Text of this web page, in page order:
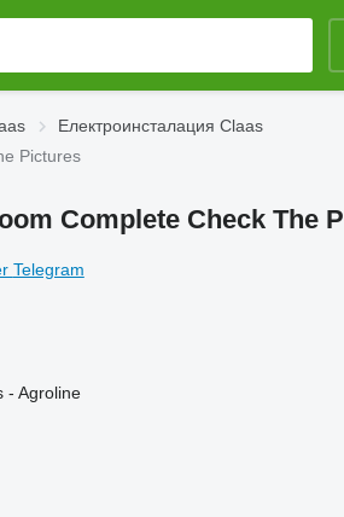
Електроинсталация Claas
Pictures
Complete Check The
Telegram